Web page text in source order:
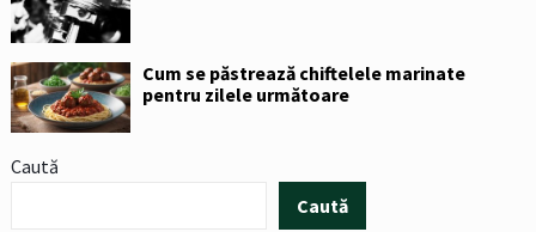
Cum se păstrează chiftelele marinate
pentru zilele următoare
Caută
Caută